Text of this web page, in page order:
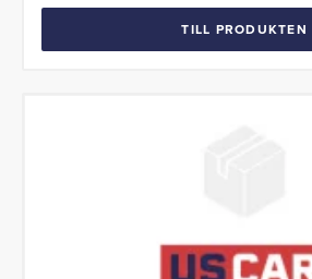
TILL PRODUKTEN